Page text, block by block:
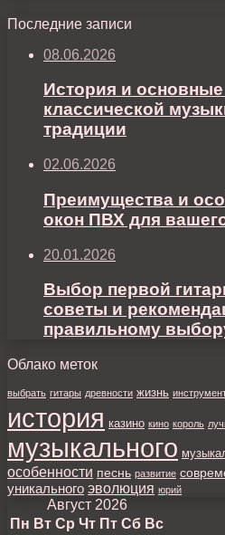
Последние записи
08.06.2026
История и
классической
традиции
02.06.2026
Преимущества и
окон ПВХ для
20.01.2026
Выбор первой
советы и
правильному
Облако меток
выбрать гитары древности жизнь
история казино кино король
музыкального
особенности песнь развитие
уникального эволюция юрий
Август 2026
Пн Вт Ср Чт Пт Сб Вс